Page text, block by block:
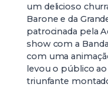
um delicioso
Barone e da
patrocinada pela
show com a
com uma
levou o público ao
triunfante